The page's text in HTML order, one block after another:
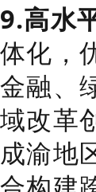
9.高水
体化，
金融、
域改革
成渝地